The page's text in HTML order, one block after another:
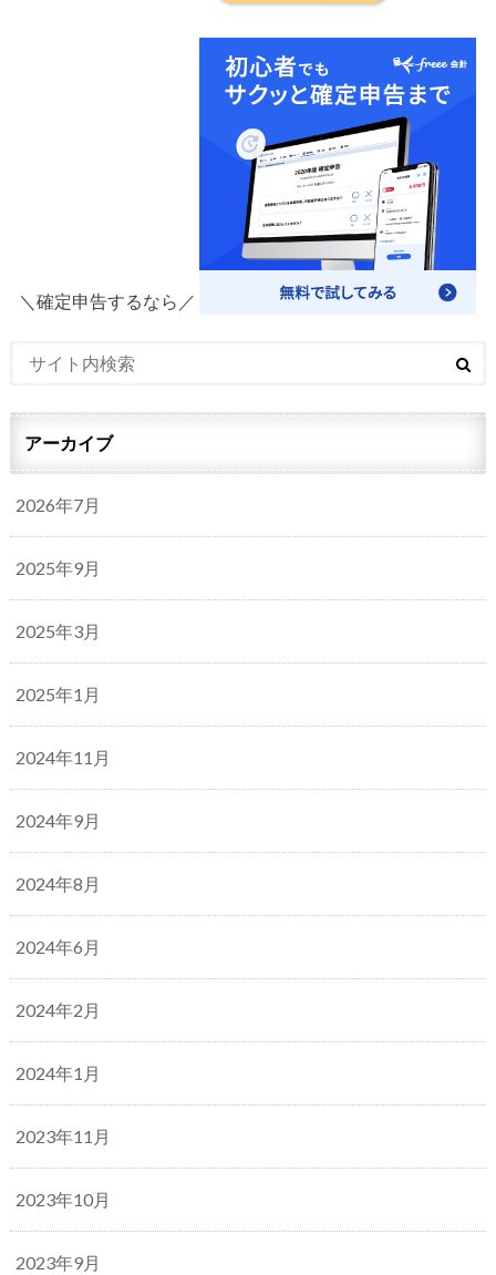
＼確定申告するなら／
アーカイブ
2026年7月
2025年9月
2025年3月
2025年1月
2024年11月
2024年9月
2024年8月
2024年6月
2024年2月
2024年1月
2023年11月
2023年10月
2023年9月